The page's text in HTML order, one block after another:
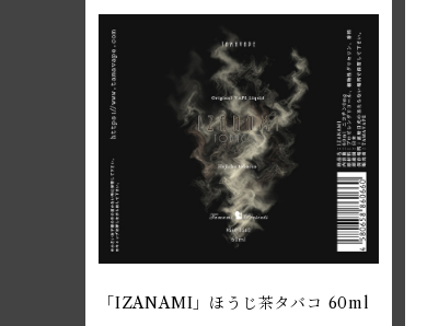
「IZANAMI」ほうじ茶タバコ 60ml